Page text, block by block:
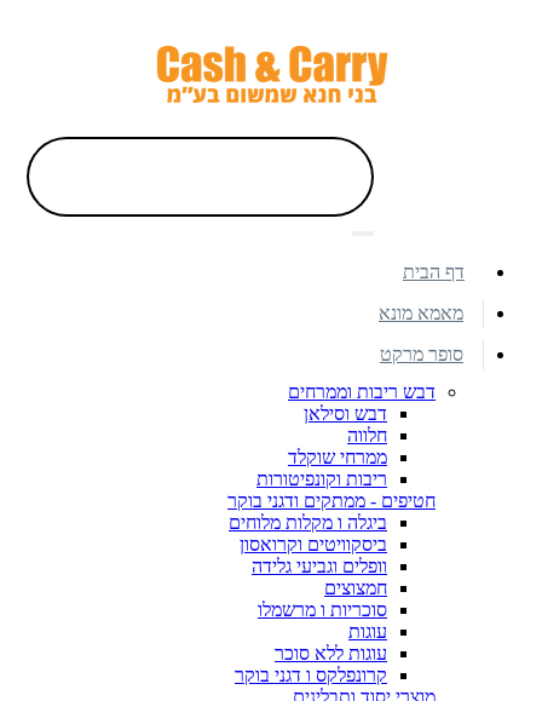
דף הבית
מאמא מונא
סופר מרקט
דבש ריבות וממרחים
דבש וסילאן
חלווה
ממרחי שוקלד
ריבות וקונפיטורות
חטיפים - ממתקים ודגני בוקר
ביגלה ו מקלות מלוחים
ביסקוויטים וקרואסון
וופלים וגביעי גלידה
חמצוצים
סוכריות ו מרשמלו
עוגות
עוגות ללא סוכר
קרונפלקס ו דגני בוקר
מוצרי יסוד ותבלינים